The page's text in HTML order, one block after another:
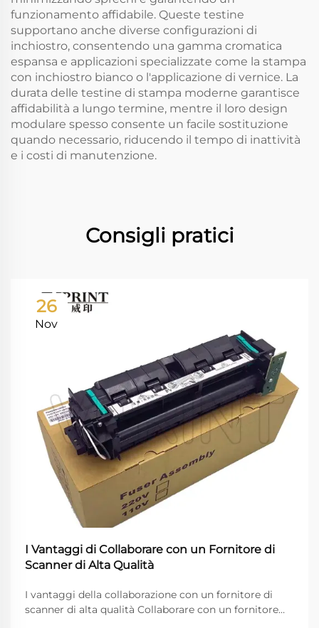
funzionamento affidabile. Queste testine
supportano anche diverse configurazioni di
inchiostro, consentendo una gamma cromatica
espansa e applicazioni specializzate come la stampa
con inchiostro bianco o l'applicazione di vernice. La
durata delle testine di stampa moderne garantisce
affidabilità a lungo termine, mentre il loro design
modulare spesso consente un facile sostituzione
quando necessario, riducendo il tempo di inattività
e i costi di manutenzione.
Consigli pratici
26
Nov
I Vantaggi di Collaborare con un Fornitore di
Scanner di Alta Qualità
I vantaggi della collaborazione con un fornitore di
scanner di alta qualità Collaborare con un fornitore